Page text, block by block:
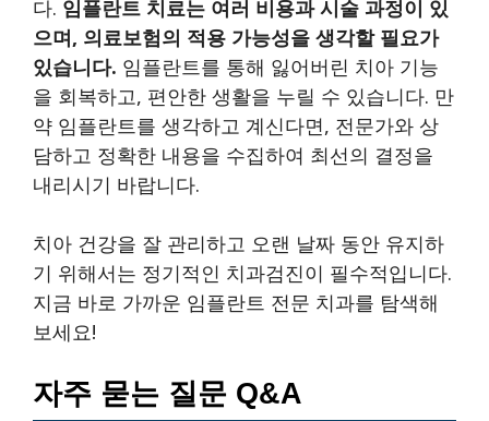
다. 임플란트 치료는 여러 비용과 시술 과정이 있
으며, 의료보험의 적용 가능성을 생각할 필요가
있습니다. 임플란트를 통해 잃어버린 치아 기능
을 회복하고, 편안한 생활을 누릴 수 있습니다. 만
약 임플란트를 생각하고 계신다면, 전문가와 상
담하고 정확한 내용을 수집하여 최선의 결정을
내리시기 바랍니다.
치아 건강을 잘 관리하고 오랜 날짜 동안 유지하
기 위해서는 정기적인 치과검진이 필수적입니다.
지금 바로 가까운 임플란트 전문 치과를 탐색해
보세요!
자주 묻는 질문 Q&A